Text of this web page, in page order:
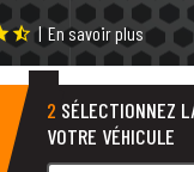
star_half | En savoir plus
2 SÉLECTIONNEZ
VOTRE VÉHICULE